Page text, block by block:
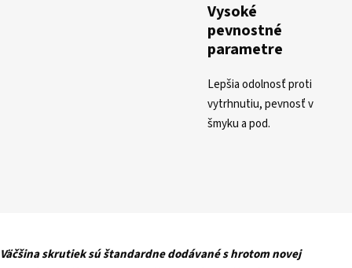
Vysoké
pevnostné
parametre
Lepšia odolnosť proti
vytrhnutiu, pevnosť v
šmyku a pod.
Väčšina skrutiek sú štandardne dodávané s hrotom novej